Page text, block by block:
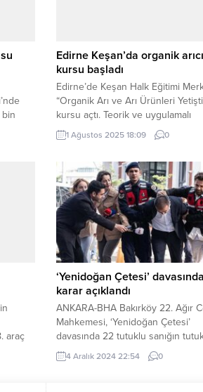
bin
Edirne Keşan’da organik
kursu başladı
Edirne’de Keşan Halk Eğitimi
“Organik Arı ve Arı Ürünleri
kursu açtı. Teorik ve uygulamalı
eğitimlerle arıcılara organik bal
kovan bakımı ve sürdürülebilir
kalkınmaya destek olmayı
Erdoğan DEMİR / EDİRNE (İGFA)
Halk Eğitimi Merkezi, arıcılıkla
vatandaşlar için “Organik Arı...
1 Ağustos 2025 18:09 0
araç
‘Yenidoğan Çetesi’
karar açıklandı
ANKARA-BHA Bakırköy 22. Ağır
Mahkemesi, ‘Yenidoğan Çetesi’
davasında 22 tutuklu sanığın
halinin devamına, 25 tutuksuz
7’sinin tutuklanmasına karar verdi.
4 Aralık 2024 22:54 0